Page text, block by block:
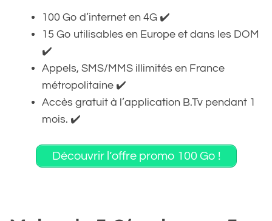
100 Go d’internet en 4G ✔️
15 Go utilisables en Europe et dans les DOM
✔️
Appels, SMS/MMS illimités en France
métropolitaine ✔️
Accès gratuit à l’application B.Tv pendant 1
mois. ✔️
Découvrir l’offre promo 100 Go !